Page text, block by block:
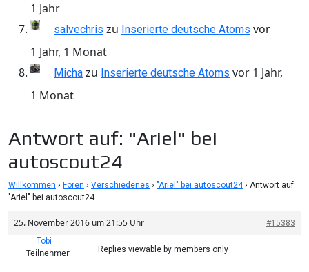
1 Jahr
salvechris zu Inserierte deutsche Atoms vor
1 Jahr, 1 Monat
Micha zu Inserierte deutsche Atoms vor 1 Jahr,
1 Monat
Antwort auf: "Ariel" bei
autoscout24
Willkommen › Foren › Verschiedenes › "Ariel" bei autoscout24 › Antwort auf:
"Ariel" bei autoscout24
25. November 2016 um 21:55 Uhr
#15383
Tobi
Teilnehmer Replies viewable by members only